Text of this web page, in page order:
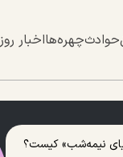
حوادثچهره‌هااخبار روز
نیمه‌شب» کیست؟